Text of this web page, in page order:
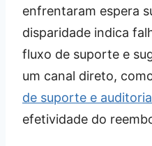
enfrentaram espera
disparidade indica
fluxo de suporte e
um canal direto,
de suporte e
efetividade do